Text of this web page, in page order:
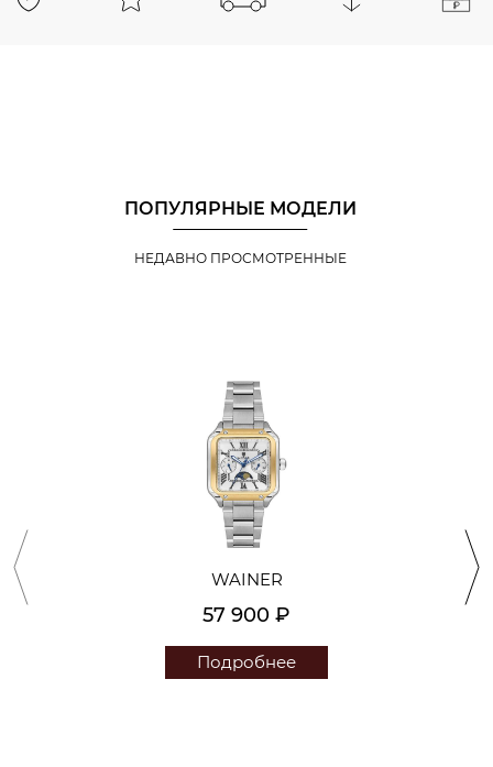
ПОПУЛЯРНЫЕ МОДЕЛИ
НЕДАВНО ПРОСМОТРЕННЫЕ
WAINER
57 900 ₽
Подробнее